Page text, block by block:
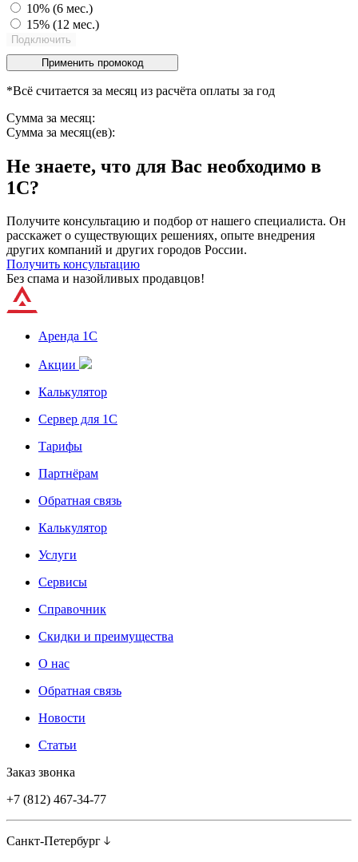
10% (6 мес.)
15% (12 мес.)
Подключить
Применить промокод
*Всё считается за месяц из расчёта оплаты за год
Сумма за месяц:
Сумма за месяц(ев):
Не знаете, что для Вас необходимо в
1С?
Получите консультацию и подбор от нашего специалиста. Он
расскажет о существующих решениях, опыте внедрения
других компаний и других городов России.
Получить консультацию
Без спама и назойливых продавцов!
Аренда 1С
Акции
Калькулятор
Сервер для 1С
Тарифы
Партнёрам
Обратная связь
Калькулятор
Услуги
Сервисы
Справочник
Скидки и преимущества
О нас
Обратная связь
Новости
Статьи
Заказ звонка
+7 (812) 467-34-77
Санкт-Петербург